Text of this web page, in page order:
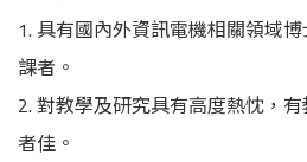
1. 具有國內外資訊電機相關領域
課者。
2. 對教學及研究具有高度熱忱，
者佳。